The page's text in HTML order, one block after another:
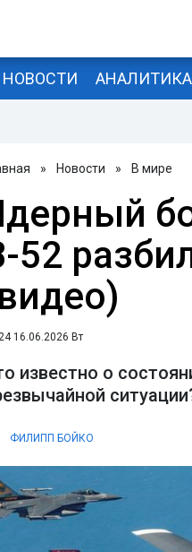
НОВОСТИ АНАЛИТИКА
» Новости » В мире
52
16.06.2026 Вт
известно о
ФИЛИПП БОЙКО